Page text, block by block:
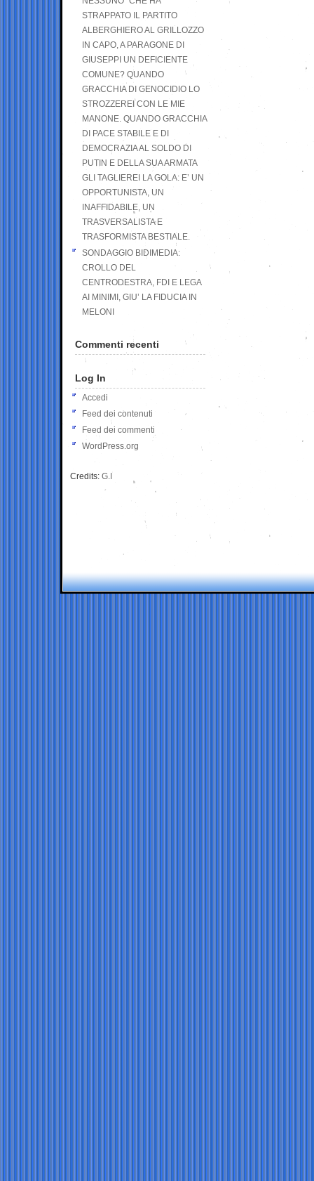
STRAPPATO IL PARTITO
ALBERGHIERO AL GRILLOZZO
IN CAPO, A PARAGONE DI
GIUSEPPI UN DEFICIENTE
COMUNE? QUANDO
GRACCHIA DI GENOCIDIO LO
STROZZEREI CON LE MIE
MANONE. QUANDO GRACCHIA
DI PACE STABILE E DI
DEMOCRAZIA AL SOLDO DI
PUTIN E DELLA SUA ARMATA
GLI TAGLIEREI LA GOLA: E’ UN
OPPORTUNISTA, UN
INAFFIDABILE, UN
TRASVERSALISTA E
TRASFORMISTA BESTIALE.
SONDAGGIO BIDIMEDIA:
CROLLO DEL
CENTRODESTRA, FDI E LEGA
AI MINIMI, GIU’ LA FIDUCIA IN
MELONI
Commenti recenti
Log In
Accedi
Feed dei contenuti
Feed dei commenti
WordPress.org
Credits: G.I